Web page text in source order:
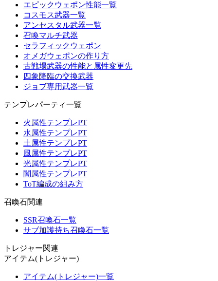
エピックウェポン性能一覧
コスモス武器一覧
アンセスタル武器一覧
召喚マルチ武器
セラフィックウェポン
オメガウェポンの作り方
古戦場武器の性能と属性変更先
四象降臨の交換武器
ジョブ専用武器一覧
テンプレパーティ一覧
火属性テンプレPT
水属性テンプレPT
土属性テンプレPT
風属性テンプレPT
光属性テンプレPT
闇属性テンプレPT
ToT編成の組み方
召喚石関連
SSR召喚石一覧
サブ加護持ち召喚石一覧
トレジャー関連
アイテム(トレジャー)
アイテム(トレジャー)一覧